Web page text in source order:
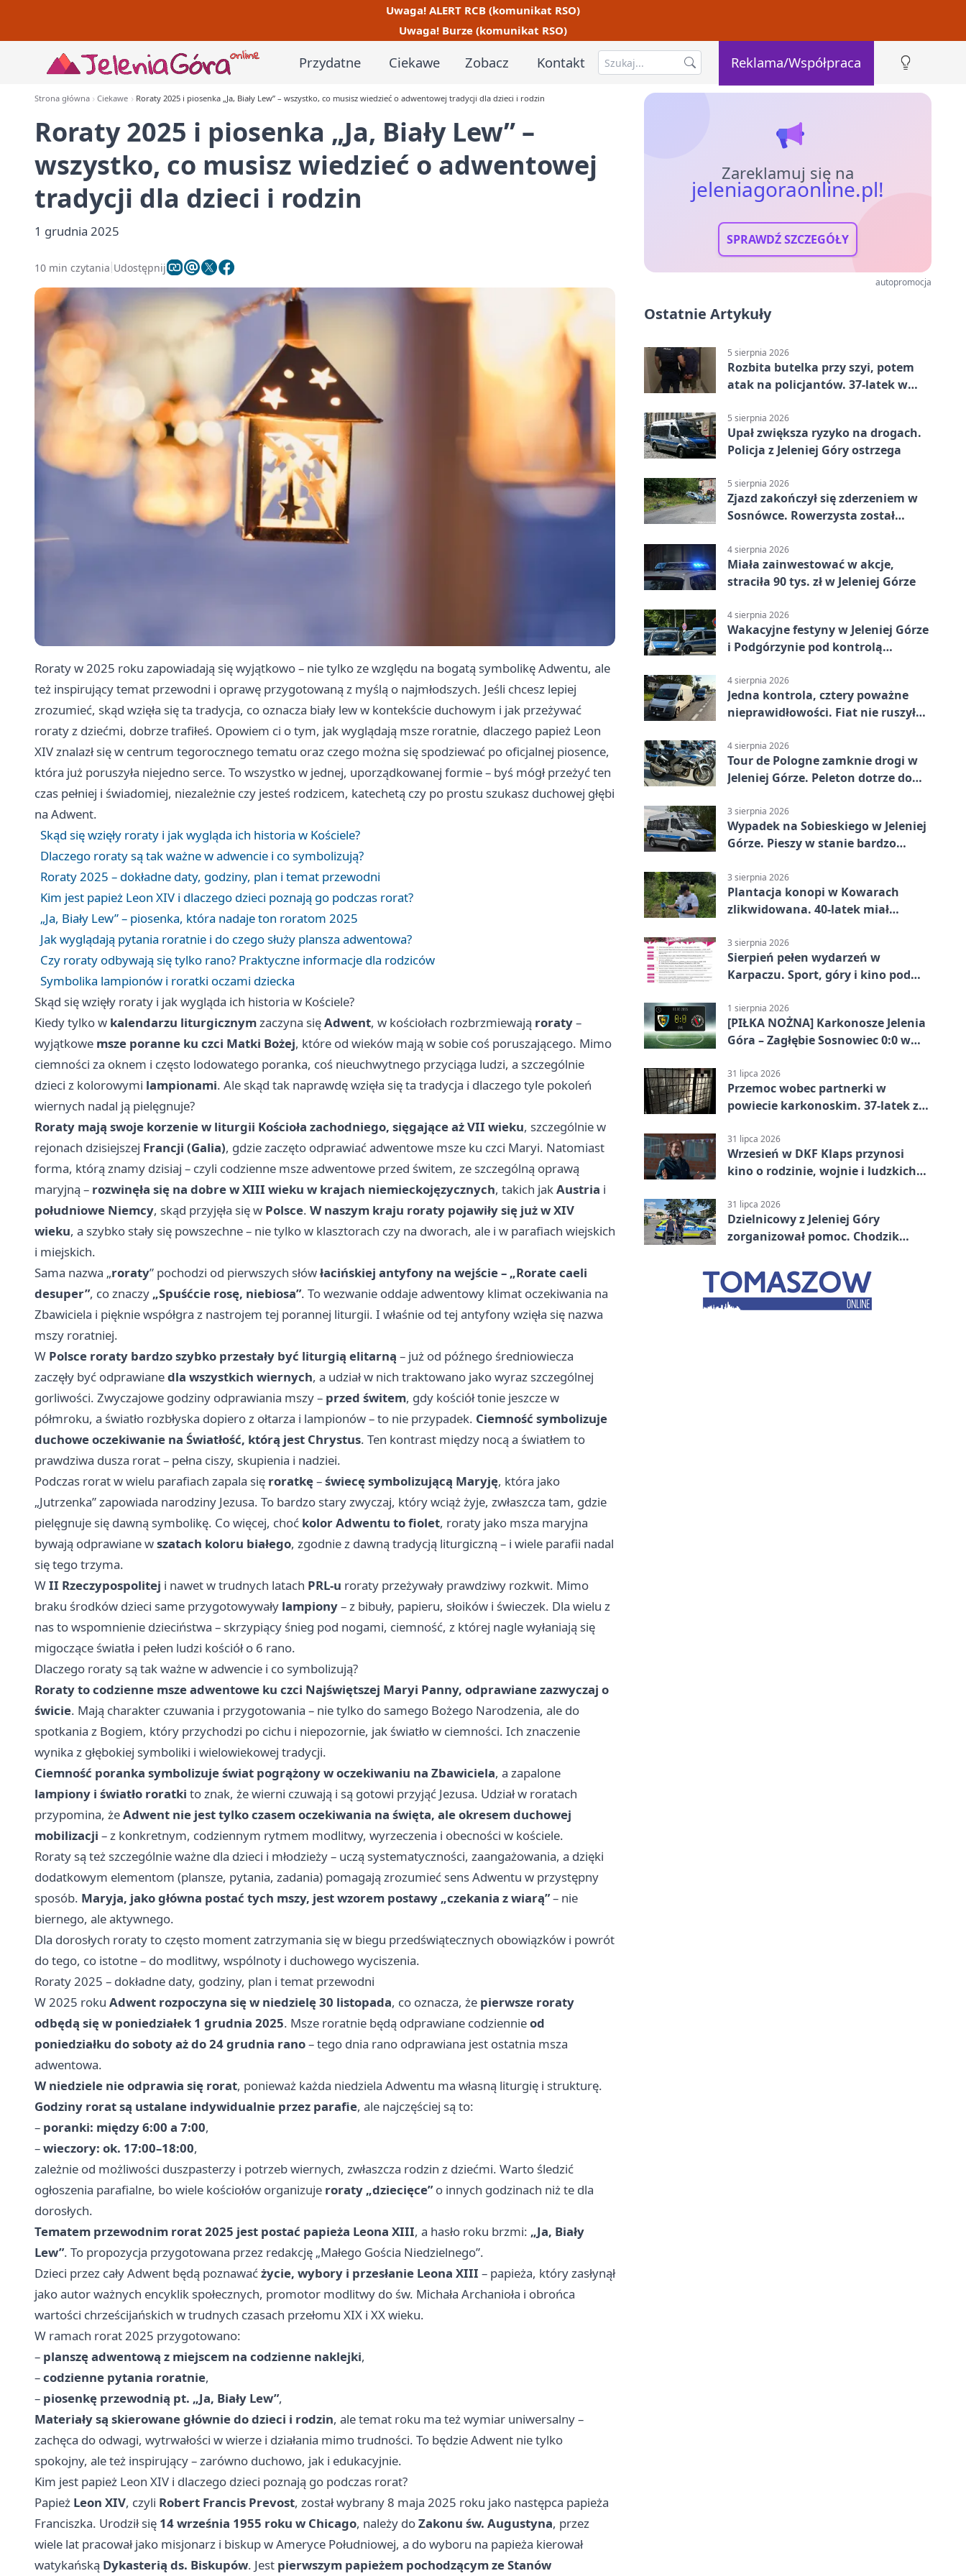
Uwaga! ALERT RCB (komunikat RSO)
Uwaga! Burze (komunikat RSO)
Przydatne Ciekawe Zobacz Kontakt Reklama/Współpraca
Strona główna Ciekawe Roraty 2025 i piosenka „Ja, Biały Lew” – wszystko, co musisz wiedzieć o adwentowej tradycji dla dzieci i rodzin
Roraty 2025 i piosenka „Ja, Biały Lew” –
wszystko, co musisz wiedzieć o adwentowej
tradycji dla dzieci i rodzin
1 grudnia 2025
10 min czytania Udostępnij
Roraty w 2025 roku zapowiadają się wyjątkowo – nie tylko ze względu na bogatą symbolikę Adwentu, ale
też inspirujący temat przewodni i oprawę przygotowaną z myślą o najmłodszych. Jeśli chcesz lepiej
zrozumieć, skąd wzięła się ta tradycja, co oznacza biały lew w kontekście duchowym i jak przeżywać
roraty z dziećmi, dobrze trafiłeś. Opowiem ci o tym, jak wyglądają msze roratnie, dlaczego papież Leon
XIV znalazł się w centrum tegorocznego tematu oraz czego można się spodziewać po oficjalnej piosence,
która już poruszyła niejedno serce. To wszystko w jednej, uporządkowanej formie – byś mógł przeżyć ten
czas pełniej i świadomiej, niezależnie czy jesteś rodzicem, katechetą czy po prostu szukasz duchowej głębi
na Adwent.
Skąd się wzięły roraty i jak wygląda ich historia w Kościele?
Dlaczego roraty są tak ważne w adwencie i co symbolizują?
Roraty 2025 – dokładne daty, godziny, plan i temat przewodni
Kim jest papież Leon XIV i dlaczego dzieci poznają go podczas rorat?
„Ja, Biały Lew” – piosenka, która nadaje ton roratom 2025
Jak wyglądają pytania roratnie i do czego służy plansza adwentowa?
Czy roraty odbywają się tylko rano? Praktyczne informacje dla rodziców
Symbolika lampionów i roratki oczami dziecka
Skąd się wzięły roraty i jak wygląda ich historia w Kościele?
Kiedy tylko w kalendarzu liturgicznymzaczyna sięAdwent, w kościołach rozbrzmiewają roraty–
wyjątkowe msze poranne ku czci Matki Bożej, które od wieków mają w sobie coś poruszającego. Mimo
ciemności za oknem i często lodowatego poranka, coś nieuchwytnego przyciąga ludzi, a szczególnie
dzieci z kolorowymi lampionami. Ale skąd tak naprawdę wzięła się ta tradycja i dlaczego tyle pokoleń
wiernych nadal ją pielęgnuje?
Roraty mają swoje korzenie w liturgii Kościoła zachodniego, sięgające aż VII wieku, szczególnie w
rejonach dzisiejszej Francji (Galia), gdzie zaczęto odprawiać adwentowe msze ku czci Maryi. Natomiast
forma, którą znamy dzisiaj – czyli codzienne msze adwentowe przed świtem, ze szczególną oprawą
maryjną – rozwinęła się na dobre w XIII wieku w krajach niemieckojęzycznych, takich jakAustria i
południowe Niemcy, skąd przyjęła się w Polsce. W naszym kraju roraty pojawiły się już w XIV
wieku, a szybko stały się powszechne – nie tylko w klasztorach czy na dworach, ale i w parafiach wiejskich
i miejskich.
Sama nazwa „roraty” pochodzi od pierwszych słówłacińskiej antyfony na wejście – „Rorate caeli
desuper”, co znaczy „Spuśćcie rosę, niebiosa”. To wezwanie oddaje adwentowy klimat oczekiwania na
Zbawiciela i pięknie współgra z nastrojem tej porannej liturgii. I właśnie od tej antyfony wzięła się nazwa
mszy roratniej.
W Polsce roraty bardzo szybko przestały być liturgią elitarną – już od późnego średniowiecza
zaczęły być odprawianedla wszystkich wiernych, a udział w nich traktowano jako wyraz szczególnej
gorliwości. Zwyczajowe godziny odprawiania mszy – przed świtem, gdy kościół tonie jeszcze w
półmroku, a światło rozbłyska dopiero z ołtarza i lampionów – to nie przypadek. Ciemność symbolizuje
duchowe oczekiwanie na Światłość, którą jest Chrystus. Ten kontrast między nocą a światłem to
prawdziwa dusza rorat – pełna ciszy, skupienia i nadziei.
Podczas rorat w wielu parafiach zapala się roratkę–świecę symbolizującą Maryję, która jako
„Jutrzenka” zapowiada narodziny Jezusa. To bardzo stary zwyczaj, który wciąż żyje, zwłaszcza tam, gdzie
pielęgnuje się dawną symbolikę. Co więcej, choć kolor Adwentu to fiolet, roraty jako msza maryjna
bywają odprawiane wszatach koloru białego, zgodnie z dawną tradycją liturgiczną – i wiele parafii nadal
się tego trzyma.
WII Rzeczypospolitej i nawet w trudnych latach PRL-u roraty przeżywały prawdziwy rozkwit. Mimo
braku środków dzieci same przygotowywały lampiony– z bibuły, papieru, słoików i świeczek. Dla wielu z
nas to wspomnienie dzieciństwa – skrzypiący śnieg pod nogami, ciemność, z której nagle wyłaniają się
migoczące światła i pełen ludzi kościół o 6 rano.
Dlaczego roraty są tak ważne w adwencie i co symbolizują?
Roraty to codzienne msze adwentowe ku czci Najświętszej Maryi Panny, odprawiane zazwyczaj o
świcie. Mają charakter czuwania i przygotowania – nie tylko do samego Bożego Narodzenia, ale do
spotkania z Bogiem, który przychodzi po cichu i niepozornie, jak światło w ciemności. Ich znaczenie
wynika z głębokiej symboliki i wielowiekowej tradycji.
Ciemność poranka symbolizuje świat pogrążony w oczekiwaniu na Zbawiciela, a zapalone
lampiony i światło roratki to znak, że wierni czuwają i są gotowi przyjąć Jezusa. Udział w roratach
przypomina, żeAdwent nie jest tylko czasem oczekiwania na święta, ale okresem duchowej
mobilizacji – z konkretnym, codziennym rytmem modlitwy, wyrzeczenia i obecności w kościele.
Roraty są też szczególnie ważne dla dzieci i młodzieży – uczą systematyczności, zaangażowania, a dzięki
dodatkowym elementom (plansze, pytania, zadania) pomagają zrozumieć sens Adwentu w przystępny
sposób. Maryja, jako główna postać tych mszy, jest wzorem postawy „czekania z wiarą”– nie
biernego, ale aktywnego.
Dla dorosłych roraty to często moment zatrzymania się w biegu przedświątecznych obowiązków i powrót
do tego, co istotne – do modlitwy, wspólnoty i duchowego wyciszenia.
Roraty 2025 – dokładne daty, godziny, plan i temat przewodni
W 2025 roku Adwent rozpoczyna się w niedzielę 30 listopada, co oznacza, że pierwsze roraty
odbędą się w poniedziałek 1 grudnia 2025. Msze roratnie będą odprawiane codziennieod
poniedziałku do soboty aż do 24 grudnia rano– tego dnia rano odprawiana jest ostatnia msza
adwentowa.
W niedziele nie odprawia się rorat, ponieważ każda niedziela Adwentu ma własną liturgię i strukturę.
Godziny rorat są ustalane indywidualnie przez parafie, ale najczęściej są to:
– poranki: między 6:00 a 7:00,
–wieczory: ok. 17:00–18:00,
zależnie od możliwości duszpasterzy i potrzeb wiernych, zwłaszcza rodzin z dziećmi. Warto śledzić
ogłoszenia parafialne, bo wiele kościołów organizuje roraty „dziecięce”o innych godzinach niż te dla
dorosłych.
Tematem przewodnim rorat 2025 jest postać papieża Leona XIII, a hasło roku brzmi: „Ja, Biały
Lew”. To propozycja przygotowana przez redakcję „Małego Gościa Niedzielnego”.
Dzieci przez cały Adwent będą poznawaćżycie, wybory i przesłanie Leona XIII – papieża, który zasłynął
jako autor ważnych encyklik społecznych, promotor modlitwy do św. Michała Archanioła i obrońca
wartości chrześcijańskich w trudnych czasach przełomu XIX i XX wieku.
W ramach rorat 2025 przygotowano:
– planszę adwentową z miejscem na codzienne naklejki,
–codzienne pytania roratnie,
– piosenkę przewodnią pt. „Ja, Biały Lew”,
Materiały są skierowane głównie do dzieci i rodzin, ale temat roku ma też wymiar uniwersalny –
zachęca do odwagi, wytrwałości w wierze i działania mimo trudności. To będzie Adwent nie tylko
spokojny, ale też inspirujący – zarówno duchowo, jak i edukacyjnie.
Kim jest papież Leon XIV i dlaczego dzieci poznają go podczas rorat?
Papież Leon XIV, czyli Robert Francis Prevost, został wybrany 8 maja 2025 roku jako następca papieża
Franciszka. Urodził się 14 września 1955 roku w Chicago, należy doZakonu św. Augustyna, przez
wiele lat pracował jako misjonarz i biskup w Ameryce Południowej, a do wyboru na papieża kierował
watykańską Dykasterią ds. Biskupów. Jest pierwszym papieżem pochodzącym ze Stanów
Zareklamuj się na
jeleniagoraonline.pl!
SPRAWDŹ SZCZEGÓŁY
autopromocja
Ostatnie Artykuły
5 sierpnia 2026
Rozbita butelka przy szyi, potem
atak na policjantów. 37-latek w
5 sierpnia 2026
Upał zwiększa ryzyko na drogach.
Policja z Jeleniej Góry ostrzega
5 sierpnia 2026
Zjazd zakończył się zderzeniem w
Sosnówce. Rowerzysta został
4 sierpnia 2026
Miała zainwestować w akcje,
straciła 90 tys. zł w Jeleniej Górze
4 sierpnia 2026
Wakacyjne festyny w Jeleniej Górze
i Podgórzynie pod kontrolą
4 sierpnia 2026
Jedna kontrola, cztery poważne
nieprawidłowości. Fiat nie ruszył
4 sierpnia 2026
Tour de Pologne zamknie drogi w
Jeleniej Górze. Peleton dotrze do
3 sierpnia 2026
Wypadek na Sobieskiego w Jeleniej
Górze. Pieszy w stanie bardzo
3 sierpnia 2026
Plantacja konopi w Kowarach
zlikwidowana. 40-latek miał
3 sierpnia 2026
Sierpień pełen wydarzeń w
Karpaczu. Sport, góry i kino pod
1 sierpnia 2026
[PIŁKA NOŻNA] Karkonosze Jelenia
Góra – Zagłębie Sosnowiec 0:0 w
31 lipca 2026
Przemoc wobec partnerki w
powiecie karkonoskim. 37-latek z
31 lipca 2026
Wrzesień w DKF Klaps przynosi
kino o rodzinie, wojnie i ludzkich
31 lipca 2026
Dzielnicowy z Jeleniej Góry
zorganizował pomoc. Chodzik